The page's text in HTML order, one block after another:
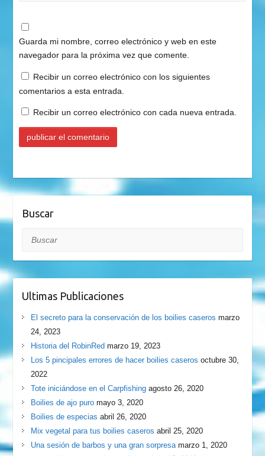
Guarda mi nombre, correo electrónico y web en este
navegador para la próxima vez que comente.
Recibir un correo electrónico con los siguientes
comentarios a esta entrada.
Recibir un correo electrónico con cada nueva entrada.
Buscar
Buscar
Ultimas Publicaciones
El secreto para la conservación de los boilies caseros marzo
24, 2023
Historia del RobinRed marzo 19, 2023
Los 5 pincipales errores de hacer boilies caseros octubre 30,
2022
Tote iniciándose en el Carpfishing agosto 26, 2020
Boilies de ajo puro mayo 3, 2020
Boilies de especias abril 26, 2020
Mix vegetal para tus boilies caseros abril 25, 2020
Una sesión de barbos y una gran sorpresa marzo 1, 2020